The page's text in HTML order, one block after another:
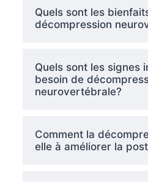
Quels sont les
décompression
Quels sont les signes
besoin de
neurovertébrale?
Comment la
elle à améliorer la